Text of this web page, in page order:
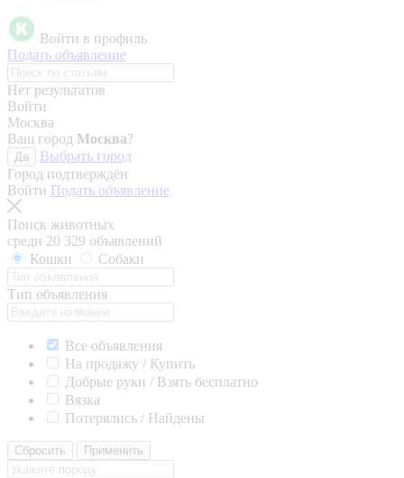
Войти в профиль
Подать объявление
Нет результатов
Войти
Москва
Ваш город Москва?
Да
Выбрать город
Город подтверждён
Войти Подать объявление
Поиск животных
среди 20 329 объявлений
Кошки
Собаки
Тип объявления
Все объявления
На продажу / Купить
Добрые руки / Взять бесплатно
Вязка
Потерялись / Найдены
Сбросить Применить